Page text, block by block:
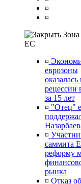
¤
¤
ЕС
¤
еврозоны
оказалась
рецессии
за 15 лет
¤ "Отец"
¤
саммита
реформу
рынка
¤ Отказ